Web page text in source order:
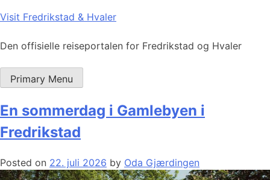
Skip
content
Visit Fredrikstad & Hvaler
Den offisielle reiseportalen for Fredrikstad og Hvaler
Primary Menu
En sommerdag i Gamlebyen i
Fredrikstad
Posted on 22. juli 2026 by Oda Gjærdingen